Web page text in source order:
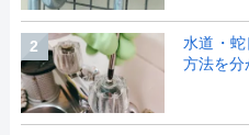
2
水道・
方法を分